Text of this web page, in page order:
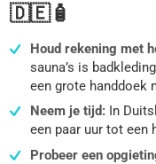
🇩🇪🧴
Houd rekening met
sauna’s is
een grote handdoek
Neem je tijd:In
een paar uur tot een
Probeer een